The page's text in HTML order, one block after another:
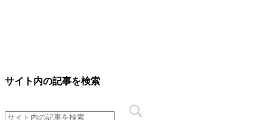
サイト内の記事を検索